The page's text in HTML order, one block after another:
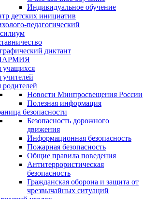
Индивидуальное обучение
детских инициатив
педагогический
диктант
учащихся
учителей
родителей
Новости Минпросвещения России
Полезная информация
безопасности
Безопасность дорожного
движения
Информационная безопасность
Пожарная безопасность
Общие правила поведения
Антитеррористическая
безопасность
Гражданская оборона и защита от
чрезвычайных ситуаций